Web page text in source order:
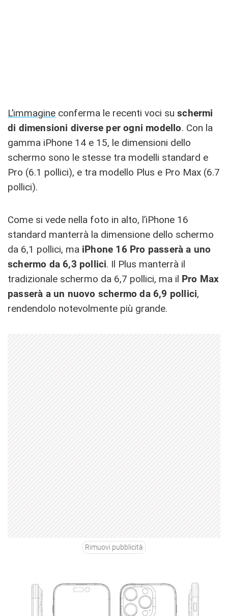
L’immagine conferma le recenti voci su schermi
di dimensioni diverse per ogni modello. Con la
gamma iPhone 14 e 15, le dimensioni dello
schermo sono le stesse tra modelli standard e
Pro (6.1 pollici), e tra modello Plus e Pro Max (6.7
pollici).
Come si vede nella foto in alto, l’iPhone 16
standard manterrà la dimensione dello schermo
da 6,1 pollici, ma iPhone 16 Pro passerà a uno
schermo da 6,3 pollici. Il Plus manterrà il
tradizionale schermo da 6,7 pollici, ma il Pro Max
passerà a un nuovo schermo da 6,9 pollici,
rendendolo notevolmente più grande.
Rimuovi pubblicità